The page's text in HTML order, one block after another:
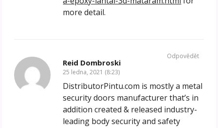
more detail.
Reid Dombroski
25 ledna, 2021 (8:23)
DistributorPintu.com is mostly a metal
security doors manufacturer that’s in
addition created & released industry-
leading body security and safety
Odpovědět